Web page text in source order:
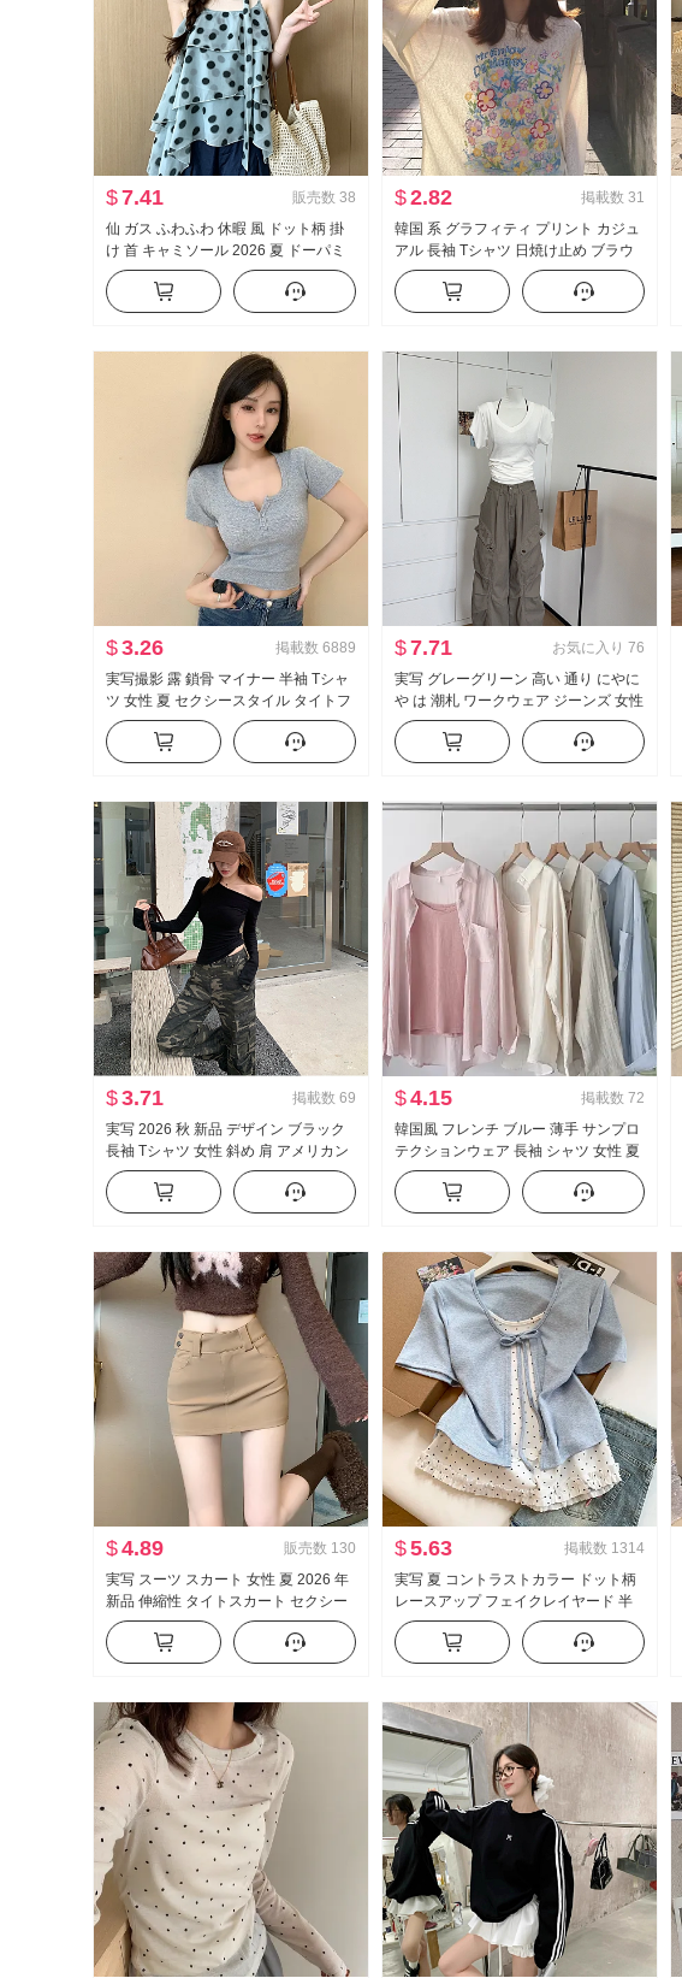
$7.41 販売数 38
仙 ガス ふわふわ 休暇 風 ドット柄 掛
け 首 キャミソール 2026 夏 ドーパミ
ン ケーキ ポンポン ベビーシャツ トッ
プス
$2.82 掲載数 31
韓国 系 グラフィティ プリント カジュ
アル 長袖 Tシャツ 日焼け止め ブラウ
ス 女性 春夏 ルーズフィット ルーズ 風
が冷たい 感 クルーネック トップス
$3.26 掲載数 6889
実写撮影 露 鎖骨 マイナー 半袖 Tシャ
ツ 女性 夏 セクシースタイル タイトフ
ィット 新品 ボタン デザイン 感 ショー
ト丈 トップス
$7.71 お気に入り 76
実写 グレーグリーン 高い 通り にやに
や は 潮札 ワークウェア ジーンズ 女性
アメリカンスタイル ヴィンテージ ル
ーズフィット フロアレングス カジュ
アル ズボン
$3.71 掲載数 69
実写 2026 秋 新品 デザイン ブラック
長袖 Tシャツ 女性 斜め 肩 アメリカン
スタイル セクシースタイル オフショ
ルダー オフショルダー トップス
$4.15 掲載数 72
韓国風 フレンチ ブルー 薄手 サンプロ
テクションウェア 長袖 シャツ 女性 夏
服 ルーズフィット カジュアル ルーズ
長袖 シングル シャツ
$4.89 販売数 130
実写 スーツ スカート 女性 夏 2026 年
新品 伸縮性 タイトスカート セクシー
セクシースタイル ハイウエスト A字
ミニスカート
$5.63 掲載数 1314
実写 夏 コントラストカラー ドット柄
レースアップ フェイクレイヤード 半
袖 Tシャツ 女性 夏 新品 スイートスタ
イル マイナー トップス